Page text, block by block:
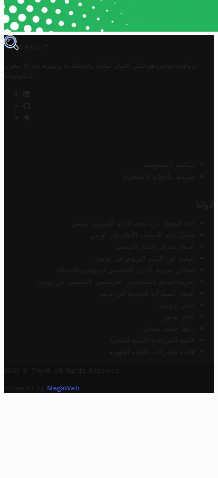
TROVIT
تروفيت تونس هو دليل أعمال تملكه وتحتفظ به وتديره
شركة مخزن
التكنولوجيا
سياسة الخصوصية
شروط وأحكام الاستخدام
أدواتنا
أداة التحقق من صحة الرقم الضريبي تونس
محول رقم الحساب الآيبان في تونس
أسعار صرف الدينار التونسي
البحث عن الرمز البريدي في تونس
محاكي ضريبة الدخل الشخصي للموظف/المتقاعد
ضريبة الدخل للمتقاعدين الفرنسيين المقيمين في تونس
أسعار السيارات الجديدة في تونس
أخبار تروفيت
أخبار تونس
رابط خلفي مجاني
قائمة الشركات الأهلية المحلية
قائمة الشركات الأهلية الجهوية
2025 © Trovit. All Rights Reserved.
Powered By MegaWeb